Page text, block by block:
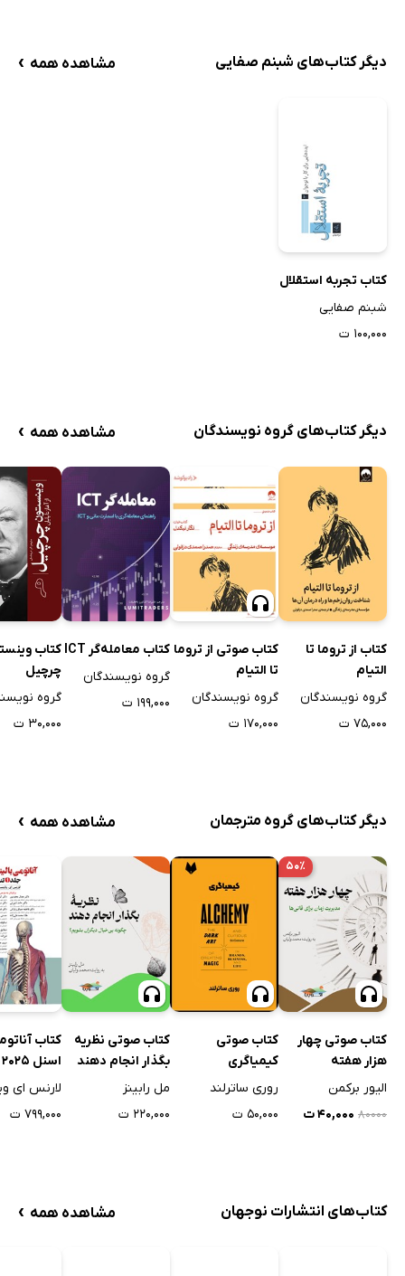
دیگر کتاب‌های شبنم صفایی مشاهده همه ›
کتاب تجربه استقلال
شبنم صفایی
۱۰۰,۰۰۰ ت
دیگر کتاب‌های گروه نویسندگان مشاهده همه ›
کتاب از تروما تا
التیام
گروه نویسندگان
۷۵,۰۰۰ ت
کتاب صوتی از تروما
تا التیام
گروه نویسندگان
۱۷۰,۰۰۰ ت
کتاب معامله‌گر ICT
گروه نویسندگان
۱۹۹,۰۰۰ ت
کتاب
چرچیل
گروه
۳۰,۰۰۰ ت
دیگر کتاب‌های گروه مترجمان مشاهده همه ›
۵۰٪
کتاب صوتی چهار
هزار هفته
الیور برکمن
۸۰۰۰۰ ۴۰,۰۰۰ ت
کتاب صوتی
کیمیاگری
روری ساترلند
۵۰,۰۰۰ ت
کتاب صوتی نظریه
بگذار انجام دهند
مل رابینز
۲۲۰,۰۰۰ ت
کتاب
اول
لارنس ای
۷۹۹,۰۰۰ ت
کتاب‌های انتشارات نوجهان مشاهده همه ›